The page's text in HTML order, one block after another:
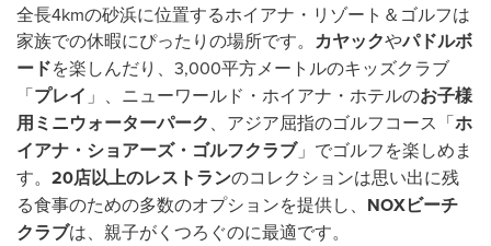
全長4kmの砂浜に位置するホイアナ・リゾート＆ゴルフは
家族での休暇にぴったりの場所です。 カヤックやパドルボ
ードを楽しんだり、3,000平方メートルのキッズクラブ
「プレイ 」、ニューワールド・ホイアナ・ホテルのお子様
用ミニウォーターパーク、アジア屈指のゴルフコース「ホ
イアナ・ショアーズ・ゴルフクラブ」でゴルフを楽しめま
す。 20店以上のレストランのコレクションは思い出に残
る食事のための多数のオプションを提供し、 NOXビーチ
クラブは、親子がくつろぐのに最適です。